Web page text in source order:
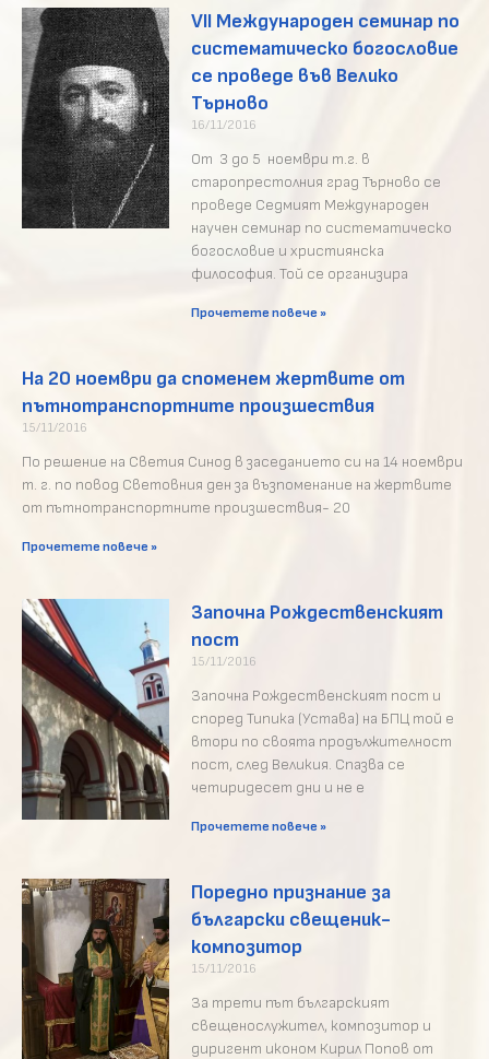
VII Международен семинар по
систематическо богословие
се проведе във Велико
Търново
16/11/2016
От 3 до 5 ноември т.г. в
старопрестолния град Търново се
проведе Седмият Международен
научен семинар по систематическо
богословие и християнска
философия. Той се организира
Прочетете повече »
На 20 ноември да споменем жертвите от
пътнотранспортните произшествия
15/11/2016
По решение на Светия Синод в заседанието си на 14 ноември
т. г. по повод Световния ден за възпоменание на жертвите
от пътнотранспортните произшествия- 20
Прочетете повече »
Започна Рождественският
пост
15/11/2016
Започна Рождественският пост и
според Типика (Устава) на БПЦ той е
втори по своята продължителност
пост, след Великия. Спазва се
четиридесет дни и не е
Прочетете повече »
Поредно признание за
български свещеник-
композитор
15/11/2016
За трети път българският
свещенослужител, композитор и
диригент иконом Кирил Попов от